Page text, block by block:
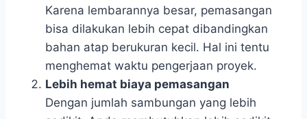
Karena lembarannya besar, pemasangan
bisa dilakukan lebih cepat dibandingkan
bahan atap berukuran kecil. Hal ini tentu
menghemat waktu pengerjaan proyek.
Lebih hemat biaya pemasangan
Dengan jumlah sambungan yang lebih